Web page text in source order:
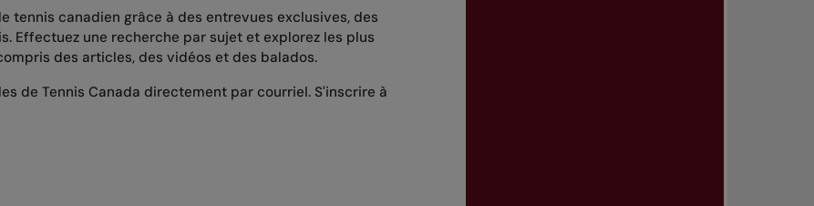
tennis canadien grâce à des entrevues exclusives, des
Effectuez une recherche par sujet et explorez les plus
des articles, des vidéos et des balados.
de Tennis Canada directement par courriel. S'inscrire à